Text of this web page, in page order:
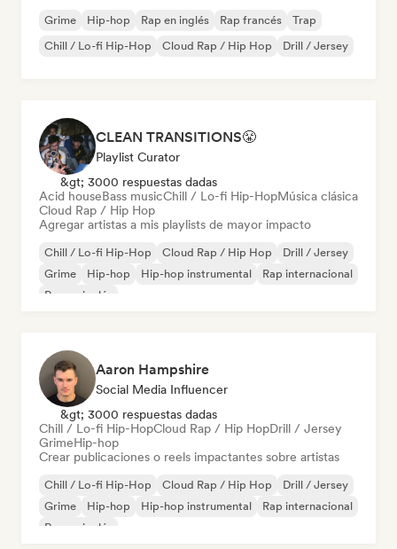
Grime Hip-hop Rap en inglés Rap francés
Trap
Chill / Lo-fi Hip-Hop
Cloud Rap / Hip Hop Drill / Jersey
CLEAN TRANSITIONS😤
Playlist Curator
&gt; 3000 respuestas dadas
Acid houseBass musicChill / Lo-fi Hip-HopMúsica clásica
Cloud Rap / Hip Hop
Agregar artistas a mis playlists de mayor impacto
Chill / Lo-fi Hip-Hop Cloud Rap / Hip Hop
Drill / Jersey
Grime
Hip-hop Hip-hop instrumental
Rap internacional
Rap en inglés
Aaron Hampshire
Social Media Influencer
&gt; 3000 respuestas dadas
Chill / Lo-fi Hip-HopCloud Rap / Hip HopDrill / Jersey
GrimeHip-hop
Crear publicaciones o reels impactantes sobre artistas
Chill / Lo-fi Hip-Hop Cloud Rap / Hip Hop
Drill / Jersey
Grime
Hip-hop Hip-hop instrumental
Rap internacional
Rap en inglés